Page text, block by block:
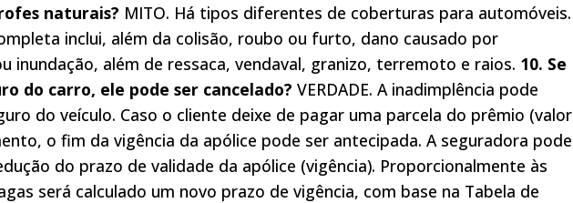
naturais? MITO. Há tipos diferentes de coberturas para automóveis.
inclui, além da colisão, roubo ou furto, dano causado por
inundação, além de ressaca, vendaval, granizo, terremoto e raios. 10. Se
do carro, ele pode ser cancelado? VERDADE. A inadimplência pode
do veículo. Caso o cliente deixe de pagar uma parcela do prêmio (valor
o fim da vigência da apólice pode ser antecipada. A seguradora pode
do prazo de validade da apólice (vigência). Proporcionalmente às
será calculado um novo prazo de vigência, com base na Tabela de